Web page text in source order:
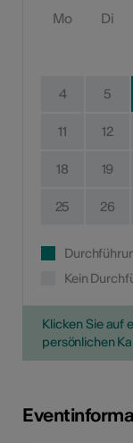
Mo Di
4 5
11 12
18 19
25 26
Kein
Klicken Sie auf
persönlichen